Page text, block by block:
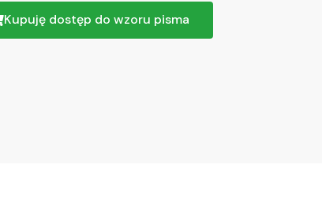
Kupuję dostęp do wzoru pisma